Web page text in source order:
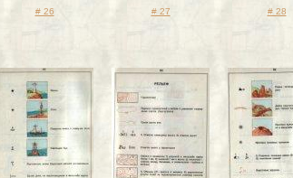
# 26 # 27 # 28